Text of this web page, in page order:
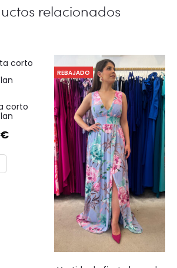
relacionados
corto
€El
REBAJADO